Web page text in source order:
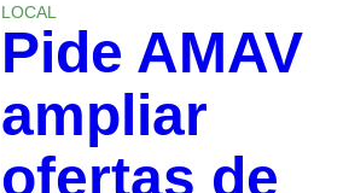
LOCAL
Pide AMAV
ampliar
ofertas de